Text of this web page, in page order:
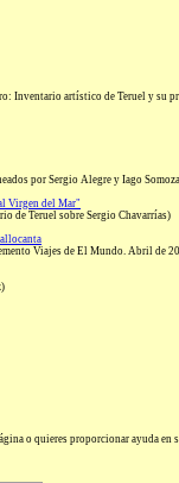
Inventario artístico de Teruel y su
por Sergio Alegre y Iago
Virgen del Mar"
de Teruel sobre Sergio Chavarrías)
Viajes de El Mundo. Abril de
o quieres proporcionar ayuda en